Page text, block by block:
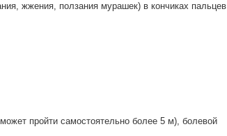
жжения, ползания мурашек) в кончиках пальцев
пройти самостоятельно более 5 м), болевой